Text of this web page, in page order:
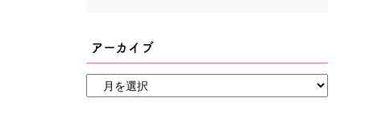
アーカイブ